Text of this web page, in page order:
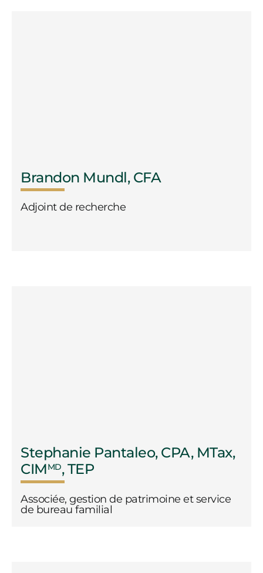
Brandon Mundl, CFA
Adjoint de recherche
Stephanie Pantaleo, CPA, MTax,
CIMMD, TEP
Associée, gestion de patrimoine et service
de bureau familial